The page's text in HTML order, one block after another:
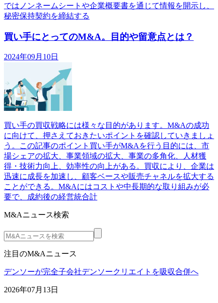
ではノンネームシートや企業概要書を通じて情報を開示し、
秘密保持契約を締結する
買い手にとってのM&A。目的や留意点とは？
2024年09月10日
買い手の買収戦略には様々な目的があります。M&Aの成功
に向けて、押さえておきたいポイントを確認していきましょ
う。この記事のポイント買い手がM&Aを行う目的には、市
場シェアの拡大、事業領域の拡大、事業の多角化、人材獲
得・技術力向上、効率性の向上がある。買収により、企業は
迅速に成長を加速し、顧客ベースや販売チャネルを拡大する
ことができる。M&Aにはコストや中長期的な取り組みが必
要で、成約後の経営統合計
M&Aニュース検索
注目のM&Aニュース
デンソーが完全子会社デンソークリエイトを吸収合併へ
2026年07月13日